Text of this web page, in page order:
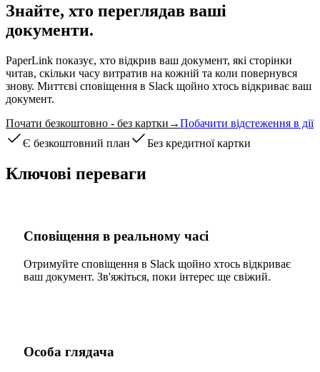
Знайте, хто переглядав ваші
документи.
PaperLink показує, хто відкрив ваш документ, які сторінки
читав, скільки часу витратив на кожній та коли повернувся
знову. Миттєві сповіщення в Slack щойно хтось відкриває ваш
документ.
Почати безкоштовно - без картки →Побачити відстеження в дії
Є безкоштовний план
Без кредитної картки
Ключові переваги
Сповіщення в реальному часі
Отримуйте сповіщення в Slack щойно хтось відкриває
ваш документ. Зв'яжіться, поки інтерес ще свіжий.
Особа глядача